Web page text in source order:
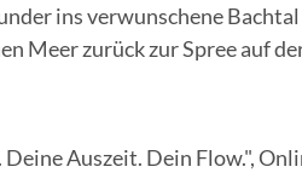
ins verwunschene
Meer zurück zur Spree auf
Auszeit. Dein Flow.",